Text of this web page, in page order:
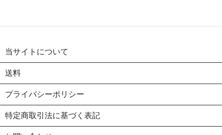
当サイトについて
送料
プライバシーポリシー
特定商取引法に基づく表記